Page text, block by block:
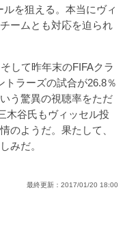
を狙える。本当にヴィ
ームとも対応を迫られ
して昨年末のFIFAクラ
ラーズの試合が26.8％
う驚異の視聴率をただ
木谷氏もヴィッセル投
のようだ。果たして、
みだ。
最終更新： 2017/01/20 18:00